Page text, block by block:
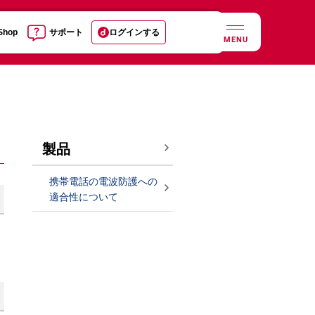
サポート ログインする
MENU
製品
携帯電話の電波防護への
適合性について